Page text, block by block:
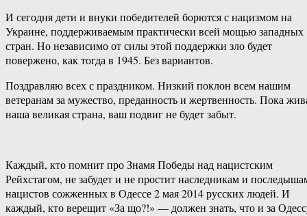
И сегодня дети и внуки победителей борются с нацизмом на
Украине, поддерживаемым практически всей мощью западных
стран. Но независимо от силы этой поддержки зло будет
повержено, как тогда в 1945. Без вариантов.
Поздравляю всех с праздником. Низкий поклон всем нашим
ветеранам за мужество, преданность и жертвенность. Пока
наша великая страна, ваш подвиг не будет забыт.
Каждый, кто помнит про Знамя Победы над нацистским
Рейхстагом, не забудет и не простит наследникам и
нацистов сожженных в Одессе 2 мая 2014 русских людей. И
каждый, кто верещит «За що?!» — должен знать, что и за